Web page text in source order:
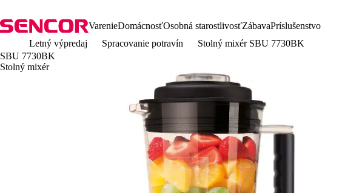
VarenieDomácnosťOsobná starostlivosťZábavaPríslušenstvo
Letný výpredaj
Spracovanie potravín
Stolný mixér SBU 7730BK
SBU 7730BK
Stolný mixér